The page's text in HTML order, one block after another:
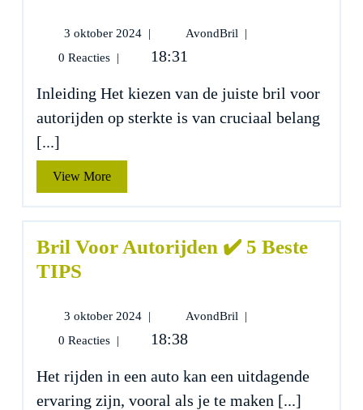
3 oktober 2024 3
2024
| AvondBril
Bril
Sterkte
✔️
|
0 Reacties | 18:31
Inleiding Het kiezen van de juiste bril voor
autorijden op sterkte is van cruciaal belang
[...]
View MoreView
More
Bril Voor Autorijden ✔️ 5 Beste
TIPS
3 oktober 2024 3
2024
| AvondBril
Bril
5
Beste
|
0 Reacties | 18:38
Het rijden in een auto kan een uitdagende
ervaring zijn, vooral als je te maken [...]